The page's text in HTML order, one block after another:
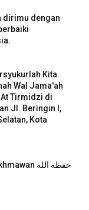
dirimu dengan
Kita
Wal Jama'ah
Tirmidzi di
Jl. Beringin I,
Kota
Fawaid Daily Ustadz Zaki Rakhmawan حفظه الله